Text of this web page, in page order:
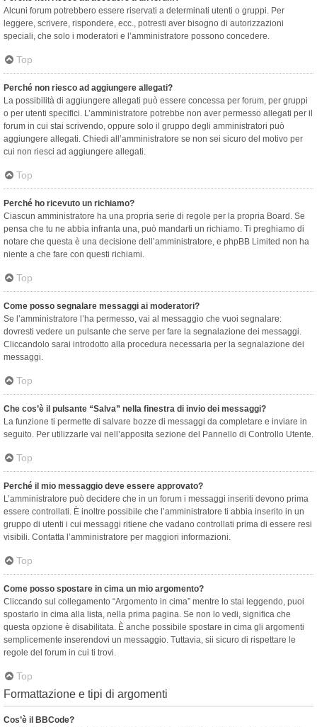
Alcuni forum potrebbero essere riservati a determinati utenti o gruppi. Per
leggere, scrivere, rispondere, ecc., potresti aver bisogno di autorizzazioni
speciali, che solo i moderatori e l’amministratore possono concedere.
Top
Perché non riesco ad aggiungere allegati?
La possibilità di aggiungere allegati può essere concessa per forum, per gruppi
o per utenti specifici. L’amministratore potrebbe non aver permesso allegati per il
forum in cui stai scrivendo, oppure solo il gruppo degli amministratori può
aggiungere allegati. Chiedi all’amministratore se non sei sicuro del motivo per
cui non riesci ad aggiungere allegati.
Top
Perché ho ricevuto un richiamo?
Ciascun amministratore ha una propria serie di regole per la propria Board. Se
pensa che tu ne abbia infranta una, può mandarti un richiamo. Ti preghiamo di
notare che questa è una decisione dell’amministratore, e phpBB Limited non ha
niente a che fare con questi richiami.
Top
Come posso segnalare messaggi ai moderatori?
Se l’amministratore l’ha permesso, vai al messaggio che vuoi segnalare:
dovresti vedere un pulsante che serve per fare la segnalazione dei messaggi.
Cliccandolo sarai introdotto alla procedura necessaria per la segnalazione dei
messaggi.
Top
Che cos’è il pulsante “Salva” nella finestra di invio dei messaggi?
La funzione ti permette di salvare bozze di messaggi da completare e inviare in
seguito. Per utilizzarle vai nell’apposita sezione del Pannello di Controllo Utente.
Top
Perché il mio messaggio deve essere approvato?
L’amministratore può decidere che in un forum i messaggi inseriti devono prima
essere controllati. È inoltre possibile che l’amministratore ti abbia inserito in un
gruppo di utenti i cui messaggi ritiene che vadano controllati prima di essere resi
visibili. Contatta l’amministratore per maggiori informazioni.
Top
Come posso spostare in cima un mio argomento?
Cliccando sul collegamento “Argomento in cima” mentre lo stai leggendo, puoi
spostarlo in cima alla lista, nella prima pagina. Se non lo vedi, significa che
questa opzione è disabilitata. È anche possibile spostare in cima gli argomenti
semplicemente inserendovi un messaggio. Tuttavia, sii sicuro di rispettare le
regole del forum in cui ti trovi.
Top
Formattazione e tipi di argomenti
Cos’è il BBCode?